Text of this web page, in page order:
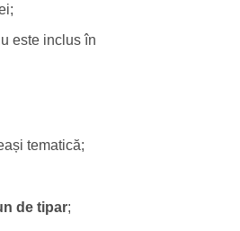
este inclus în
tematică;
de tipar;